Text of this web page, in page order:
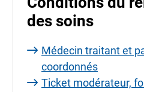
des soins
Médecin traitant et
coordonnés
Ticket modérateur,